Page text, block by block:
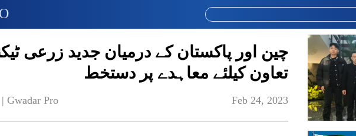
چین اور پاکستان کے درمیان جدید زرعی
تعاون کیلئے معاہدے پر دستخط
Gwadar Pro Feb 24, 2023